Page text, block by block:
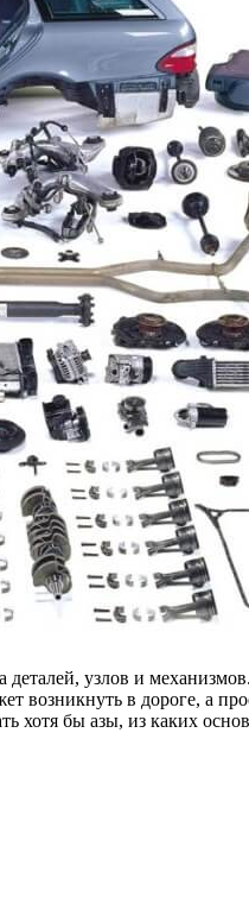
узлов и
возникнуть в дороге,
бы азы, из каких